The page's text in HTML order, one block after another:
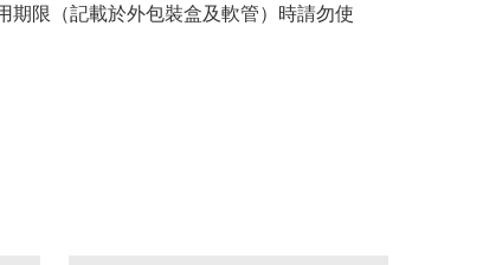
期限（記載於外包裝盒及軟管）時請勿使